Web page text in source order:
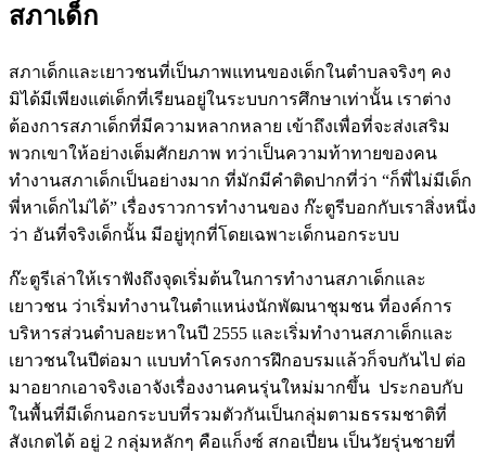
สภาเด็ก
สภาเด็กและเยาวชนที่เป็นภาพแทนของเด็กในตำบลจริงๆ คง
มิได้มีเพียงแต่เด็กที่เรียนอยู่ในระบบการศึกษาเท่านั้น เราต่าง
ต้องการสภาเด็กที่มีความหลากหลาย เข้าถึงเพื่อที่จะส่งเสริม
พวกเขาให้อย่างเต็มศักยภาพ ทว่าเป็นความท้าทายของคน
ทำงานสภาเด็กเป็นอย่างมาก ที่มักมีคำติดปากที่ว่า “ก็พี่ไม่มีเด็ก
พี่หาเด็กไม่ได้” เรื่องราวการทำงานของ ก๊ะตูรีบอกกับเราสิ่งหนึ่ง
ว่า อันที่จริงเด็กนั้น มีอยู่ทุกที่โดยเฉพาะเด็กนอกระบบ
ก๊ะตูรีเล่าให้เราฟังถึงจุดเริ่มต้นในการทำงานสภาเด็กและ
เยาวชน ว่าเริ่มทำงานในตำแหน่งนักพัฒนาชุมชน ที่องค์การ
บริหารส่วนตำบลยะหาในปี 2555 และเริ่มทำงานสภาเด็กและ
เยาวชนในปีต่อมา แบบทำโครงการฝึกอบรมแล้วก็จบกันไป ต่อ
มาอยากเอาจริงเอาจังเรื่องงานคนรุ่นใหม่มากขึ้น ประกอบกับ
ในพื้นที่มีเด็กนอกระบบที่รวมตัวกันเป็นกลุ่มตามธรรมชาติที่
สังเกตได้ อยู่ 2 กลุ่มหลักๆ คือแก็งซ์ สกอเปี่ยน เป็นวัยรุ่นชายที่